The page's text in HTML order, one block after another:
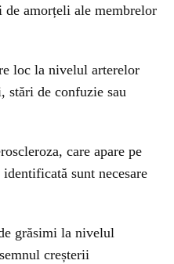
de amorțeli ale membrelor
loc la nivelul arterelor
stări de confuzie sau
care apare pe
sunt necesare
grăsimi la nivelul
creșterii